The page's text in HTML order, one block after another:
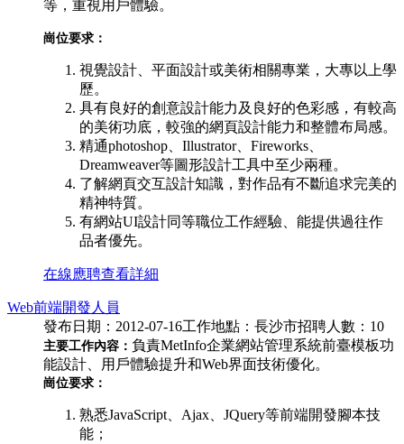
等，重視用戶體驗。
崗位要求：
視覺設計、平面設計或美術相關專業，大專以上學
歷。
具有良好的創意設計能力及良好的色彩感，有較高
的美術功底，較強的網頁設計能力和整體布局感。
精通photoshop、Illustrator、Fireworks、
Dreamweaver等圖形設計工具中至少兩種。
了解網頁交互設計知識，對作品有不斷追求完美的
精神特質。
有網站UI設計同等職位工作經驗、能提供過往作
品者優先。
在線應聘查看詳細
Web前端開發人員
發布日期：2012-07-16工作地點：長沙市招聘人數：10
主要工作內容： 負責MetInfo企業網站管理系統前臺模板功
能設計、用戶體驗提升和Web界面技術優化。
崗位要求：
熟悉JavaScript、Ajax、JQuery等前端開發腳本技
能；